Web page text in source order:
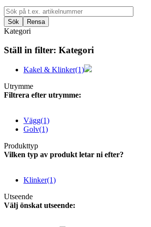
Kategori
Ställ in filter: Kategori
Kakel & Klinker(1)
Utrymme
Filtrera efter utrymme:
Vägg(1)
Golv(1)
Produkttyp
Vilken typ av produkt letar ni efter?
Klinker(1)
Utseende
Välj önskat utseende: